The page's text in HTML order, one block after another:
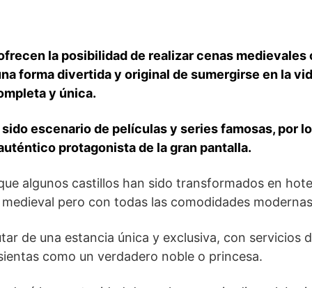
la posibilidad de realizar cenas
forma divertida y original de sumergirse en​ la
y única.
escenario de películas y‌ series⁤ famosas, por
protagonista⁣ de la gran pantalla.
algunos castillos han⁣ sido transformados en
pero con todas las comodidades
de una estancia⁤ única y ⁤exclusiva, con servicios
como un verdadero noble o princesa.